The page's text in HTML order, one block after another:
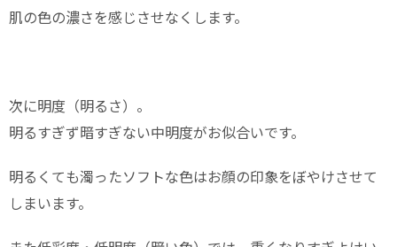
肌の色の濃さを感じさせなくします。
次に明度（明るさ）。
明るすぎず暗すぎない中明度がお似合いです。
明るくても濁ったソフトな色はお顔の印象をぼやけさせて
しまいます。